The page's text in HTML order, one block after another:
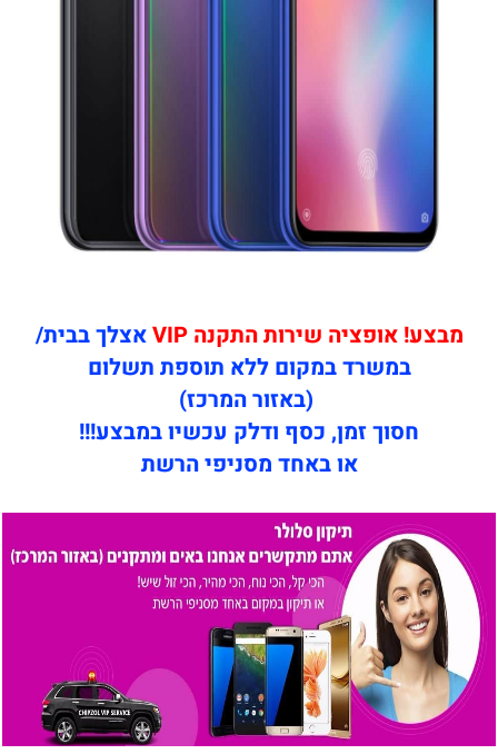
מבצע! אופציה שירות התקנה VIP
אצלך בבית/
במשרד במקום ללא תוספת תשלום
(באזור המרכז)
חסוך זמן, כסף ודלק עכשיו במבצע!!!
או באחד מסניפי הרשת